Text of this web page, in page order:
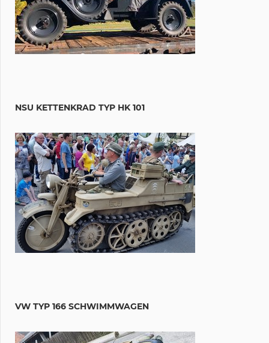
NSU KETTENKRAD TYP HK 101
VW TYP 166 SCHWIMMWAGEN